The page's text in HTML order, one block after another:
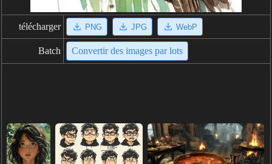
télécharger PNG JPG WebP
Batch Convertir des images par lots